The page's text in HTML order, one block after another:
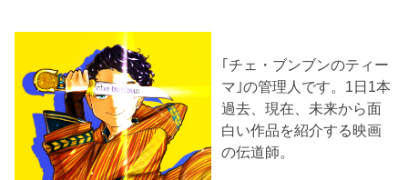
｢チェ・ブンブンのティー
マ｣の管理人です。1日1本
過去、現在、未来から面
白い作品を紹介する映画
の伝道師。